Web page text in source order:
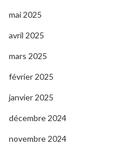
mai 2025
avril 2025
mars 2025
février 2025
janvier 2025
décembre 2024
novembre 2024